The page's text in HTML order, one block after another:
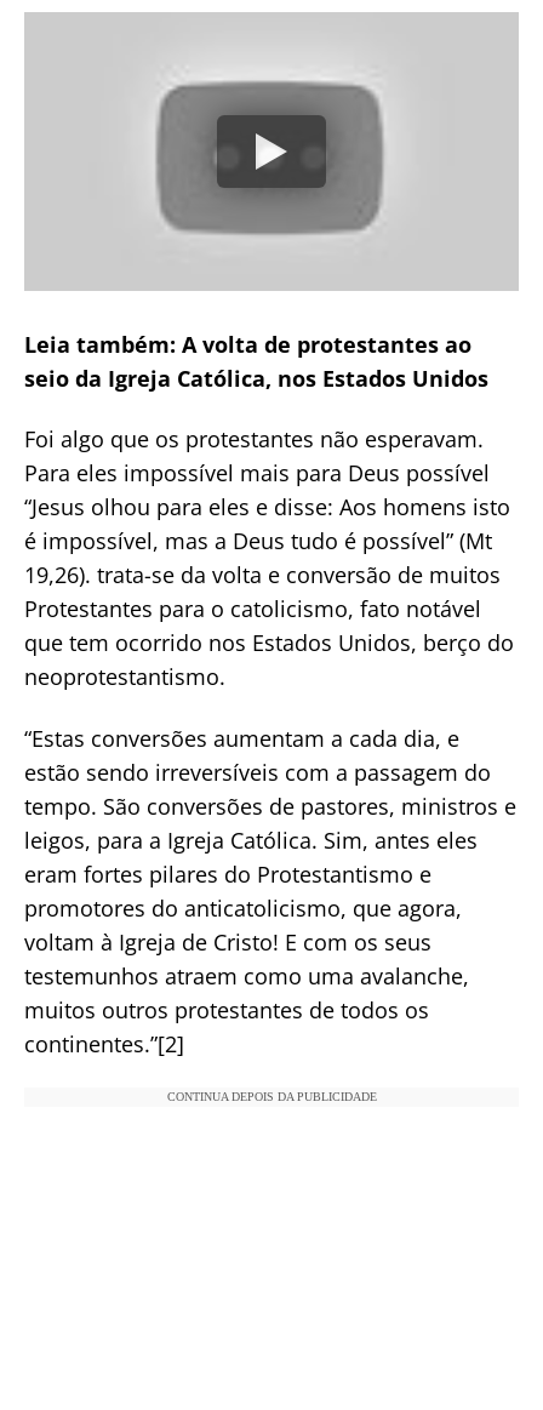
Leia também: A volta de protestantes ao
seio da Igreja Católica, nos Estados Unidos
Foi algo que os protestantes não esperavam.
Para eles impossível mais para Deus possível
“Jesus olhou para eles e disse: Aos homens isto
é impossível, mas a Deus tudo é possível” (Mt
19,26). trata-se da volta e conversão de muitos
Protestantes para o catolicismo, fato notável
que tem ocorrido nos Estados Unidos, berço do
neoprotestantismo.
“Estas conversões aumentam a cada dia, e
estão sendo irreversíveis com a passagem do
tempo. São conversões de pastores, ministros e
leigos, para a Igreja Católica. Sim, antes eles
eram fortes pilares do Protestantismo e
promotores do anticatolicismo, que agora,
voltam à Igreja de Cristo! E com os seus
testemunhos atraem como uma avalanche,
muitos outros protestantes de todos os
continentes.”[2]
CONTINUA DEPOIS DA PUBLICIDADE